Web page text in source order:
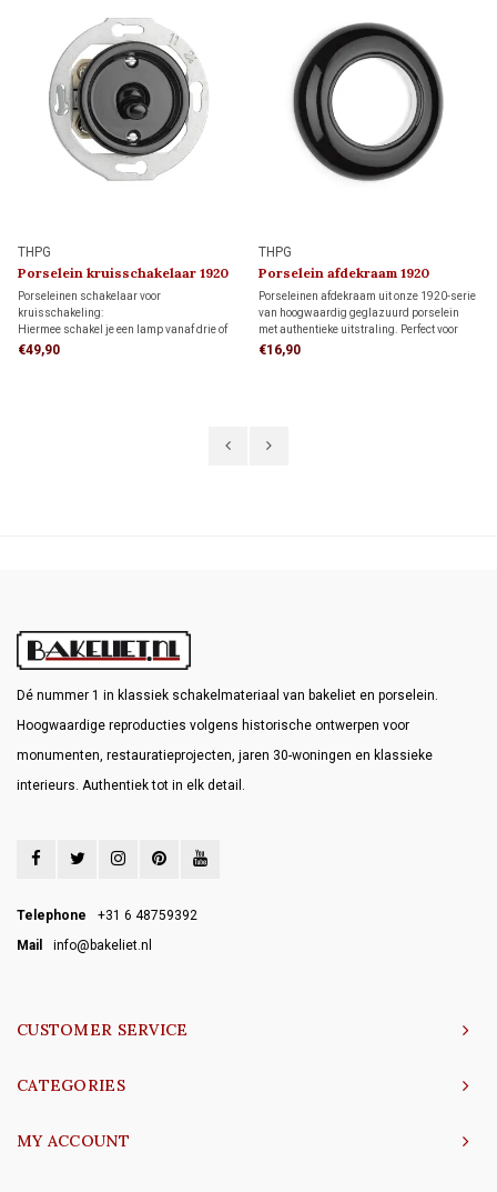
THPG
Porselein kruisschakelaar 1920
Porseleinen schakelaar voor
kruisschakeling:
Hiermee schakel je een lamp vanaf drie of
meer schakelaars, in combinatie met twee
€49,90
THPG
Porselein afdekraam 1920
Porseleinen afdekraam uit onze 1920-serie
van hoogwaardig geglazuurd porselein
met authentieke uitstraling. Perfect voor
monumenten, restauratieprojecten en
€16,90
Dé nummer 1 in klassiek schakelmateriaal van bakeliet en porselein.
Hoogwaardige reproducties volgens historische ontwerpen voor
monumenten, restauratieprojecten, jaren 30-woningen en klassieke
interieurs. Authentiek tot in elk detail.
Telephone
+31 6 48759392
Mail
info@bakeliet.nl
CUSTOMER SERVICE
CATEGORIES
MY ACCOUNT